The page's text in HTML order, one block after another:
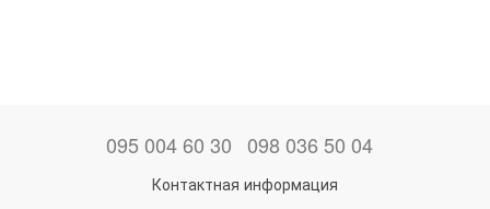
095 004 60 30 098 036 50 04
Контактная информация